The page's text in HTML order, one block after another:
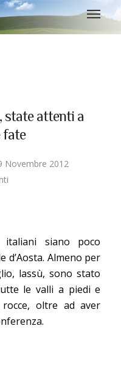
state attenti a
fate
Novembre 2012
siano poco
d’Aosta. Almeno per
lassù, sono stato
le valli a piedi e
oltre ad aver